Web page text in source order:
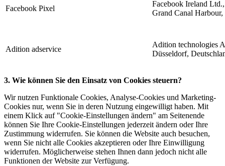
Facebook Pixel
Facebook Ireland
Grand Canal
Adition adservice
Adition technologies
Düsseldorf,
3. Wie können Sie den Einsatz von Cookies steuern?
Wir nutzen Funktionale Cookies, Analyse-Cookies und Marketing-
Cookies nur, wenn Sie in deren Nutzung eingewilligt haben. Mit
einem Klick auf "Cookie-Einstellungen ändern" am Seitenende
können Sie Ihre Cookie-Einstellungen jederzeit ändern oder Ihre
Zustimmung widerrufen. Sie können die Website auch besuchen,
wenn Sie nicht alle Cookies akzeptieren oder Ihre Einwilligung
widerrufen. Möglicherweise stehen Ihnen dann jedoch nicht alle
Funktionen der Website zur Verfügung.